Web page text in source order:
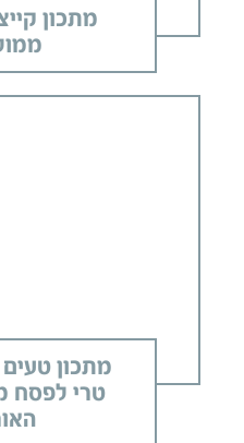
מתכון
מתכון
טרי לפסח